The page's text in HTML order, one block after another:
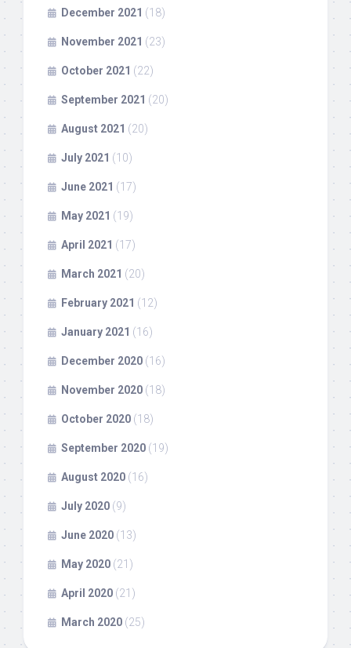
December 2021 (18)
November 2021 (23)
October 2021 (22)
September 2021 (20)
August 2021 (20)
July 2021 (10)
June 2021 (17)
May 2021 (19)
April 2021 (17)
March 2021 (20)
February 2021 (12)
January 2021 (16)
December 2020 (16)
November 2020 (18)
October 2020 (18)
September 2020 (19)
August 2020 (16)
July 2020 (9)
June 2020 (13)
May 2020 (21)
April 2020 (21)
March 2020 (25)